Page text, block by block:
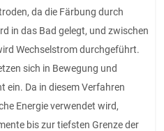
da die Färbung durch
in das Bad gelegt, und zwischen
Wechselstrom durchgeführt.
sich in Bewegung und
ein. Da in diesem Verfahren
Energie verwendet wird,
bis zur tiefsten Grenze der